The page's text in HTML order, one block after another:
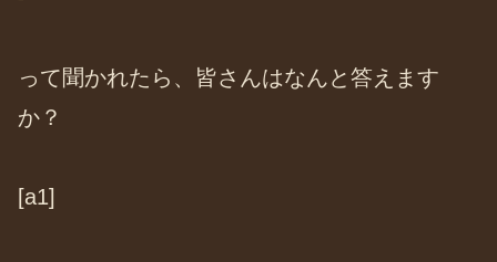
って聞かれたら、皆さんはなんと答えます
か？
[a1]